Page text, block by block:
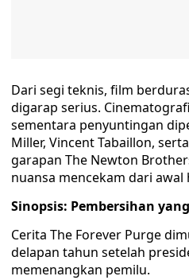
Dari segi teknis, film
digarap serius.
sementara penyuntingan
Miller, Vincent Tabaillon,
garapan The Newton
nuansa mencekam dari awal
Sinopsis: Pembersihan
Cerita The Forever Purge
delapan tahun setelah
memenangkan pemilu.